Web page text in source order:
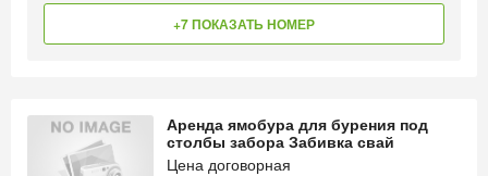
+7 ПОКАЗАТЬ НОМЕР
Аренда ямобура для бурения под
столбы забора Забивка свай
Цена договорная